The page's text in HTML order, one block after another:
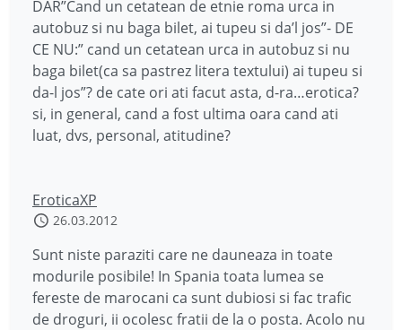
DAR”Cand un cetatean de etnie roma urca in
autobuz si nu baga bilet, ai tupeu si da’l jos”- DE
CE NU:” cand un cetatean urca in autobuz si nu
baga bilet(ca sa pastrez litera textului) ai tupeu si
da-l jos”? de cate ori ati facut asta, d-ra…erotica?
si, in general, cand a fost ultima oara cand ati
luat, dvs, personal, atitudine?
EroticaXP
26.03.2012
Sunt niste paraziti care ne dauneaza in toate
modurile posibile! In Spania toata lumea se
fereste de marocani ca sunt dubiosi si fac trafic
de droguri, ii ocolesc fratii de la o posta. Acolo nu